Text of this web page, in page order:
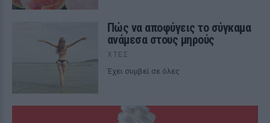
Πώς να αποφύγεις το σύγκαμα
ανάμεσα στους μηρούς
ΧΤΕΣ
Έχει συμβεί σε όλες